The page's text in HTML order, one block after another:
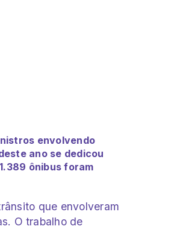
envolvendo
ano se dedicou
ônibus foram
que envolveram
O trabalho de